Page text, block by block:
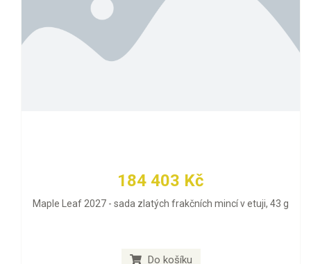
184 403 Kč
Maple Leaf 2027 - sada zlatých frakčních mincí v etuji, 43 g
Do košíku